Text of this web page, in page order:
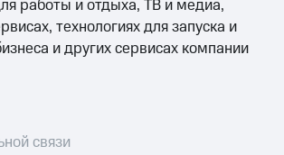
работы и отдыха, ТВ и медиа,
технологиях для запуска и
и других сервисах компании
связи